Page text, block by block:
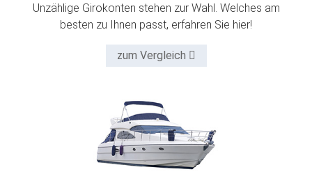
Unzählige Girokonten stehen zur Wahl. Welches am
besten zu Ihnen passt, erfahren Sie hier!
zum Vergleich